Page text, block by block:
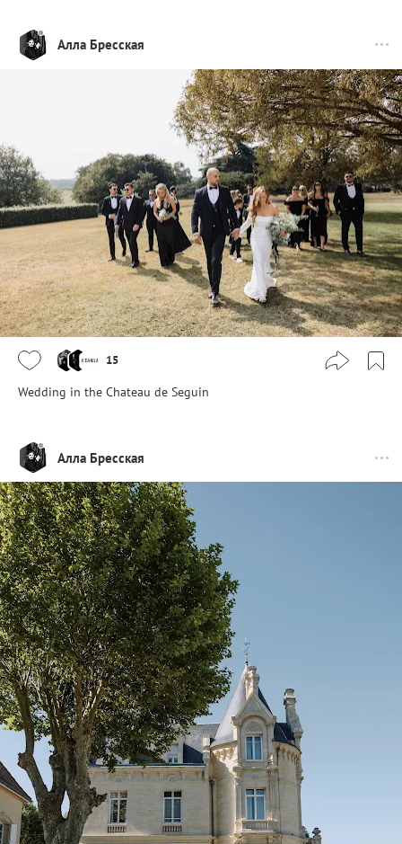
Алла Бресская
15
Wedding in the Chateau de Seguin
Алла Бресская